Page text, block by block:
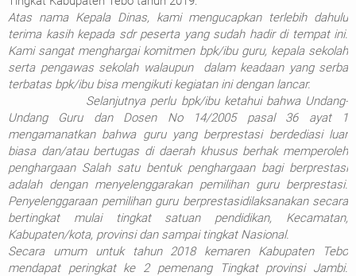
Atas nama Kepala Dinas, kami mengucapkan terlebih dahulu
terima kasih kepada sdr peserta yang sudah hadir di tempat ini.
Kami sangat menghargai komitmen bpk/ibu guru, kepala sekolah
serta pengawas sekolah walaupun
dalam keadaan yang serba
terbatas bpk/ibu bisa mengikuti kegiatan ini dengan lancar.
Selanjutnya perlu bpk/ibu ketahui bahwa Undang-
Undang Guru dan Dosen No 14/2005 pasal 36 ayat 1
mengamanatkan bahwa guru yang berprestasi berdediasi luar
biasa dan/atau bertugas di daerah khusus berhak memperoleh
penghargaan Salah satu bentuk penghargaan bagi berprestasi
adalah dengan menyelenggarakan pemilihan guru berprestasi.
Penyelenggaraan pemilihan guru berprestasidilaksanakan secara
bertingkat mulai tingkat satuan pendidikan, Kecamatan,
Kabupaten/kota, provinsi dan sampai tingkat Nasional.
Secara umum untuk tahun 2018 kemaren Kabupaten Tebo
mendapat peringkat ke 2 pemenang Tingkat provinsi Jambi.